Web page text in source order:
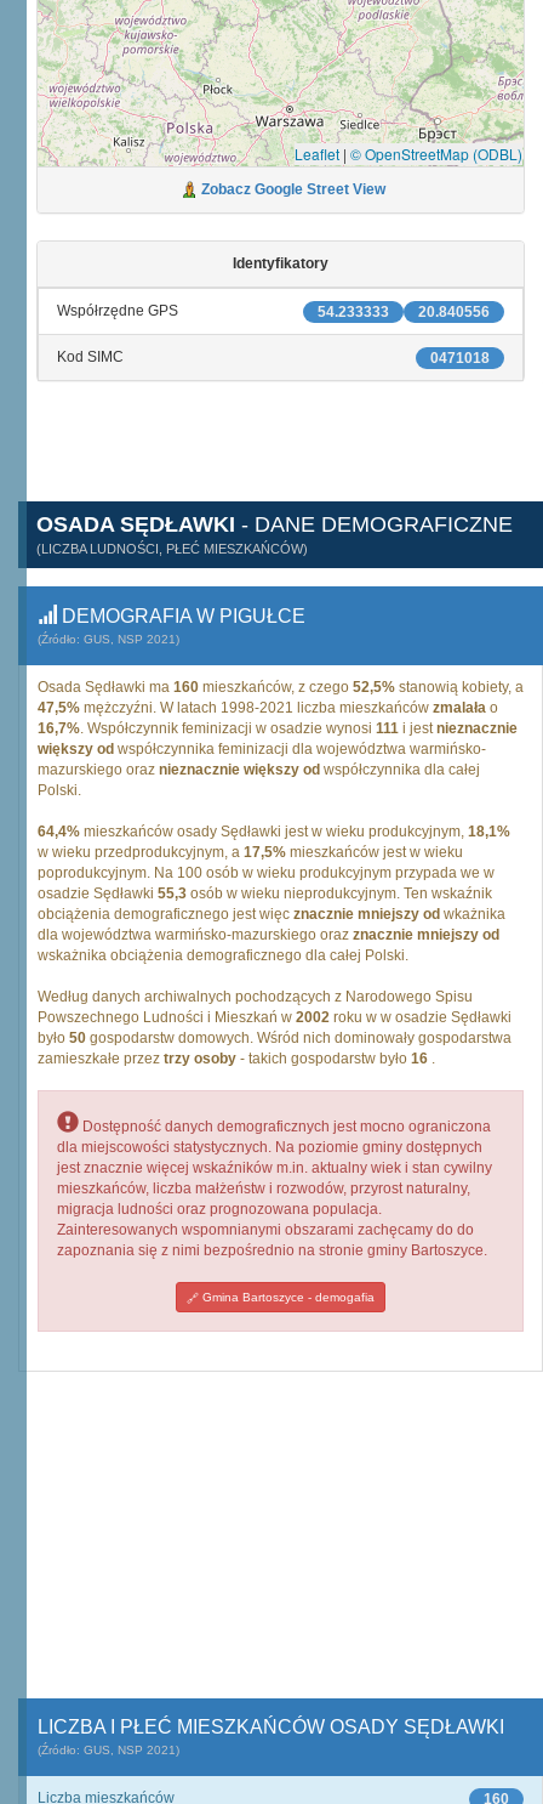
Leaflet | © OpenStreetMap (ODBL)
Zobacz Google Street View
Identyfikatory
20.840556
54.233333
Współrzędne GPS
0471018
Kod SIMC
OSADA SĘDŁAWKI - DANE DEMOGRAFICZNE
(LICZBA LUDNOŚCI, PŁEĆ MIESZKAŃCÓW)
DEMOGRAFIA W PIGUŁCE
(Źródło: GUS, NSP 2021)
Osada Sędławki ma 160 mieszkańców, z czego 52,5% stanowią kobiety, a
47,5% mężczyźni. W latach 1998-2021 liczba mieszkańców zmalała o
16,7%. Współczynnik feminizacji w osadzie wynosi 111 i jestnieznacznie
większy od współczynnika feminizacji dla województwa warmińsko-
mazurskiego oraz nieznacznie większy od współczynnika dla całej
Polski.
64,4% mieszkańców osady Sędławki jest w wieku produkcyjnym, 18,1%
w wieku przedprodukcyjnym, a 17,5% mieszkańców jest w wieku
poprodukcyjnym. Na 100 osób w wieku produkcyjnym przypada we w
osadzie Sędławki 55,3 osób w wieku nieprodukcyjnym. Ten wskaźnik
obciążenia demograficznego jest więc znacznie mniejszy od wkażnika
dla województwa warmińsko-mazurskiego oraz znacznie mniejszy od
wskażnika obciążenia demograficznego dla całej Polski.
Według danych archiwalnych pochodzących z Narodowego Spisu
Powszechnego Ludności i Mieszkań w 2002 roku w w osadzie Sędławki
było 50 gospodarstw domowych. Wśród nich dominowały gospodarstwa
zamieszkałe przez trzy osoby - takich gospodarstw było 16 .
Dostępność danych demograficznych jest mocno ograniczona
dla miejscowości statystycznych. Na poziomie gminy dostępnych
jest znacznie więcej wskaźników m.in. aktualny wiek i stan cywilny
mieszkańców, liczba małżeństw i rozwodów, przyrost naturalny,
migracja ludności oraz prognozowana populacja.
Zainteresowanych wspomnianymi obszarami zachęcamy do do
zapoznania się z nimi bezpośrednio na stronie gminy Bartoszyce.
Gmina Bartoszyce - demogafia
LICZBA I PŁEĆ MIESZKAŃCÓW OSADY SĘDŁAWKI
(Źródło: GUS, NSP 2021)
160
Liczba mieszkańców